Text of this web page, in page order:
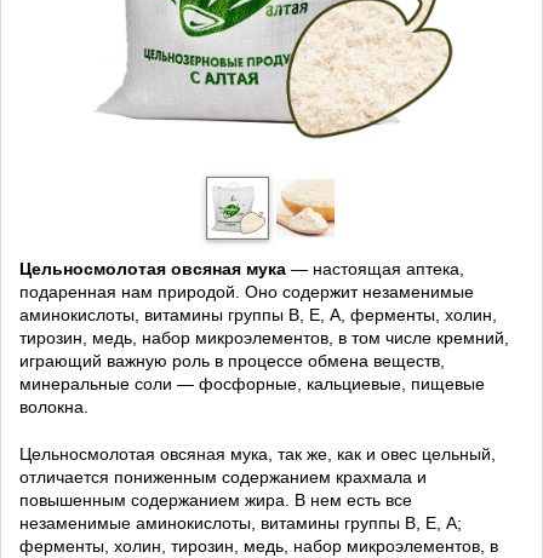
Цельносмолотая овсяная мука — настоящая аптека,
подаренная нам природой. Оно содержит незаменимые
аминокислоты, витамины группы В, Е, А, ферменты, холин,
тирозин, медь, набор микроэлементов, в том числе кремний,
играющий важную роль в процессе обмена веществ,
минеральные соли — фосфорные, кальциевые, пищевые
волокна.
Цельносмолотая овсяная мука, так же, как и овес цельный,
отличается пониженным содержанием крахмала и
повышенным содержанием жира. В нем есть все
незаменимые аминокислоты, витамины группы В, Е, А;
ферменты, холин, тирозин, медь, набор микроэлементов, в